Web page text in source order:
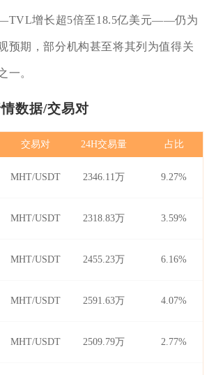
增长超5倍至18.5亿美元——仍为
预期，部分机构甚至将其列为值得关
一。
数据/交易对
交易对 24H交易量 占比
MHT/USDT 2346.11万 9.27%
MHT/USDT 2318.83万 3.59%
MHT/USDT 2455.23万 6.16%
MHT/USDT 2591.63万 4.07%
MHT/USDT 2509.79万 2.77%